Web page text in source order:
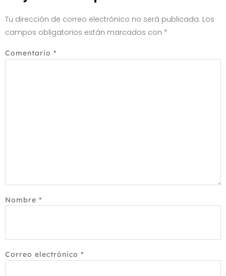
Tu dirección de correo electrónico no será publicada. Los
campos obligatorios están marcados con *
Comentario *
Nombre *
Correo electrónico *